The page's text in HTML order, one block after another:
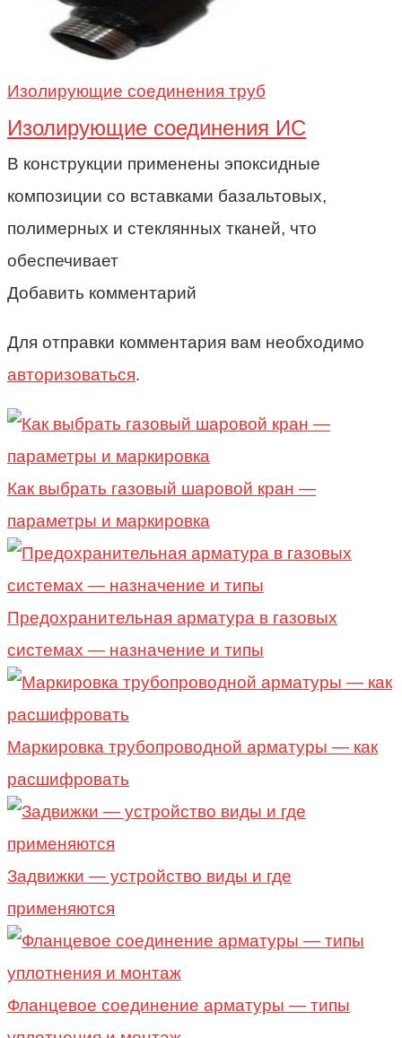
Изолирующие соединения труб
Изолирующие соединения ИС
В конструкции применены эпоксидные
композиции cо вставками базальтовых,
полимерных и стеклянных тканей, что
обеспечивает
Добавить комментарий
Для отправки комментария вам необходимо
авторизоваться.
Как выбрать газовый шаровой кран —
параметры и маркировка
Предохранительная арматура в газовых
системах — назначение и типы
Маркировка трубопроводной арматуры — как
расшифровать
Задвижки — устройство виды и где
применяются
Фланцевое соединение арматуры — типы